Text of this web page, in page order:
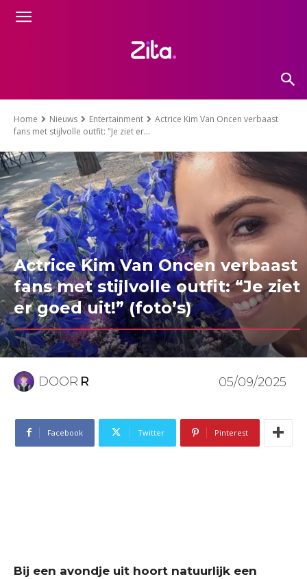
Home Nieuws Entertainment
Actrice Kim Van Oncen verbaast
fans met stijlvolle outfit: "Je ziet er...
Actrice Kim Van Oncen verbaast
fans met stijlvolle outfit: “Je ziet
er goed uit!” (foto’s)
DOOR R 05/09/2025
Facebook Twitter Pinterest
Bij een avondje uit hoort natuurlijk een